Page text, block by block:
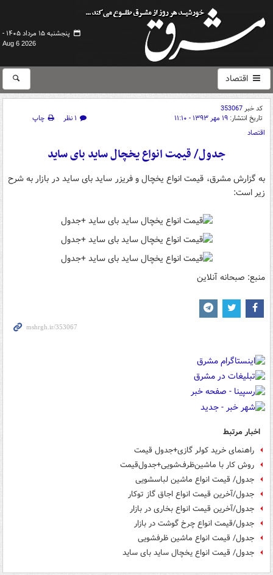
پنجشنبه ۱۵ مرداد ۱۴۰۵ -
Aug 6 2026
اقتصاد
کد خبر353067
تاریخ انتشار: ۱۹ مهر ۱۳۹۳ - ۱۱:۱۰ ۱ نظر
چاپ
اقتصاد
جدول/ قیمت انواع یخچال ساید بای ساید
به گزارش مشرق، قیمت انواع یخچال و فریزر ساید بای ساید در بازار به شرح
زیر است:
منبع: صبحانه آنلاین
اخبار مرتبط
راهنمای خرید کولر گازی‌+جدول قیمت‌
روش کار با ماشین‌ظرف‌شویی+جدول‌قیمت
جدول/ قیمت انواع ماشین لباسشویی
جدول/آخرین قیمت انواع اجاق گاز توکار
جدول/آخرین قیمت انواع بخاری در بازار
جدول/قیمت انواع چرخ گوشت در بازار
جدول/ قیمت انواع ماشین ظرفشویی
جدول/ قیمت انواع یخچال ساید بای ساید